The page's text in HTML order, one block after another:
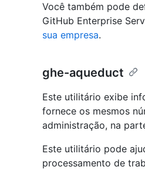
Você também pode
GitHub Enterprise
sua empresa.
ghe-aqueduct
Este utilitário exibe
fornece os mesmos
administração, na
Este utilitário pode
processamento de